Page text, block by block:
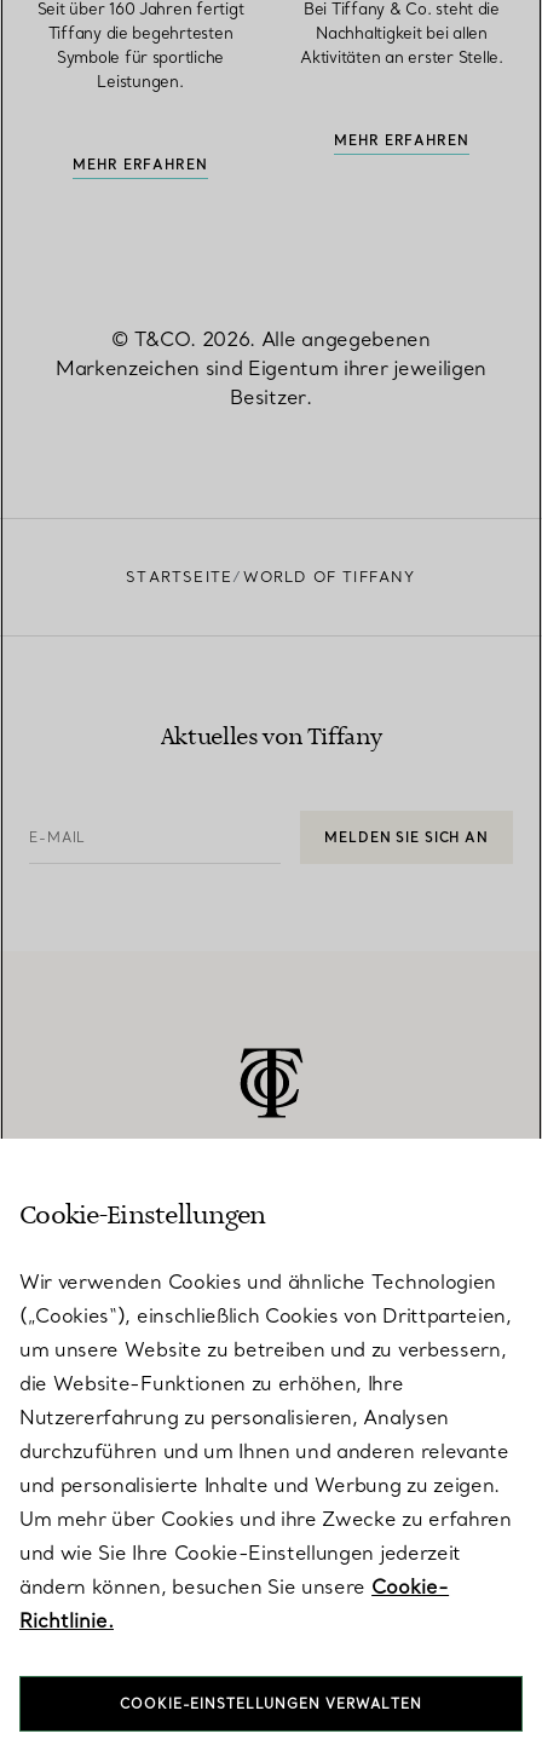
Seit über 160 Jahren fertigt
Tiffany die begehrtesten
Symbole für sportliche
Leistungen.
MEHR ERFAHREN
Bei Tiffany & Co. steht die
Nachhaltigkeit bei allen
Aktivitäten an erster Stelle.
MEHR ERFAHREN
© T&CO. 2026. Alle angegebenen
Markenzeichen sind Eigentum ihrer jeweiligen
Besitzer.
STARTSEITE WORLD OF TIFFANY
Aktuelles von Tiffany
E-MAIL MELDEN SIE SICH AN
KUNDENSERVICE
SERVICES
ÜBER TIFFANY & CO.
RECHTLICHE HINWEISE
FOLGEN SIE UNS
Cookie-Einstellungen
Wir verwenden Cookies und ähnliche Technologien
(„Cookies“), einschließlich Cookies von Drittparteien,
um unsere Website zu betreiben und zu verbessern,
die Website-Funktionen zu erhöhen, Ihre
Nutzererfahrung zu personalisieren, Analysen
durchzuführen und um Ihnen und anderen relevante
und personalisierte Inhalte und Werbung zu zeigen.
Um mehr über Cookies und ihre Zwecke zu erfahren
und wie Sie Ihre Cookie-Einstellungen jederzeit
ändern können, besuchen Sie unsere Cookie-
Richtlinie.
COOKIE-EINSTELLUNGEN VERWALTEN